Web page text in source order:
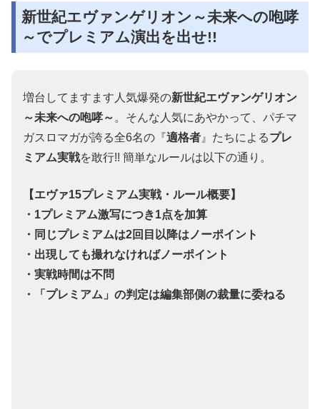
新世紀エヴァンゲリオン～未来への咆哮
～でプレミアム演出を出せ!!
増台してますます人気爆発の新世紀エヴァンゲリオン
～未来への咆哮～ 。そんな人気にあやかって、パチマ
ガスロマガが誇る全6名の『適格者 』たちによるプレ
ミアム実戦を敢行!! 簡単なルールは以下の通り。
【エヴァ15プレミアム実戦・ルール概要】
・1プレミアム激写につき1点を加算
・同じプレミアムは2回目以降はノーポイント
・出現しても撮れなければノーポイント
・実戦時間は不問
・「プレミアム」の判定は編集部側の裁量に委ねる